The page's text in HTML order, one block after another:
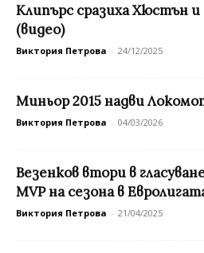
Клипърс сразиха Хюстън и
(видео)
Виктория Петрова - 24/12/2025
Миньор 2015 надви
Виктория Петрова - 04/03/2026
Везенков втори в
MVP на сезона в
Виктория Петрова - 21/04/2025